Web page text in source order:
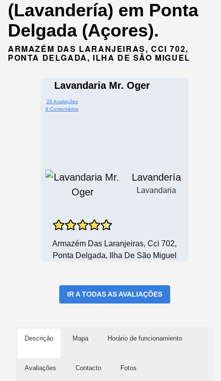
(Lavandería) em Ponta
Delgada (Açores).
ARMAZÉM DAS LARANJEIRAS, CCI 702,
PONTA DELGADA, ILHA DE SÃO MIGUEL
Lavandaria Mr. Oger
28 Avaliações
9 Comentários
Lavandería
Lavandaria
Armazém Das Laranjeiras, Cci 702,
Ponta Delgada, Ilha De São Miguel
IR A TODAS AS AVALIAÇÕES
Descrição Mapa Horário de funcionamiento
Avaliações Contacto Fotos